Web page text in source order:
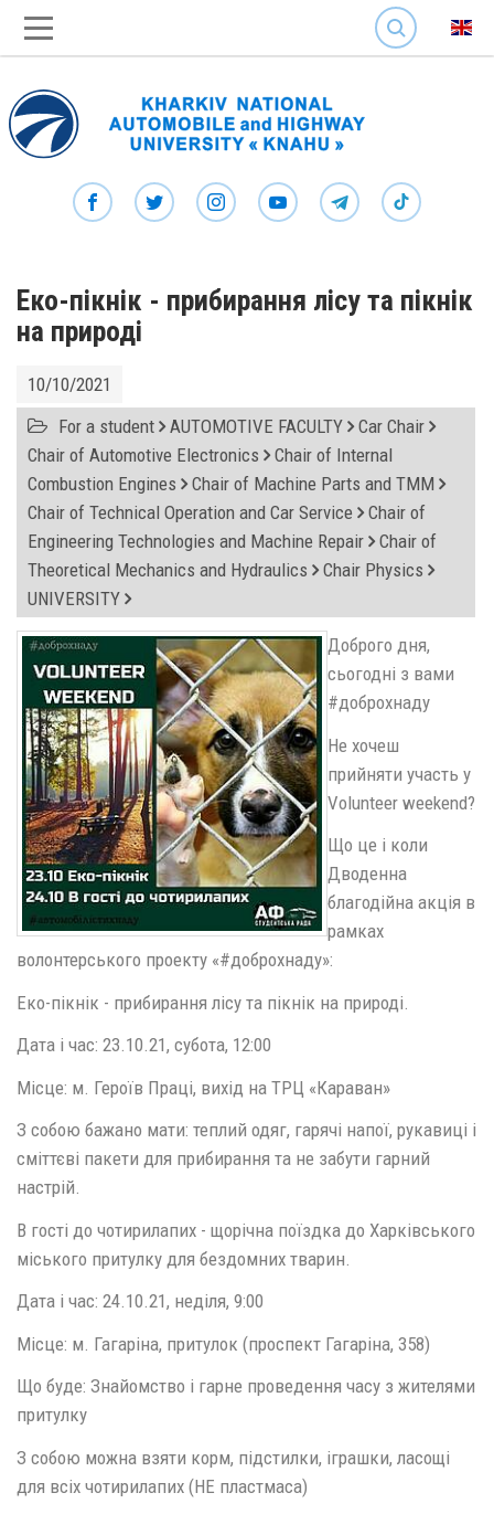
SEARCH
Еко-пікнік - прибирання лісу та пікнік
на природі
10/10/2021
For a student AUTOMOTIVE FACULTY Car Chair
Chair of Automotive Electronics Chair of Internal
Combustion Engines Chair of Machine Parts and TMM
Chair of Technical Operation and Car Service Chair of
Engineering Technologies and Machine Repair Chair of
Theoretical Mechanics and Hydraulics Chair Physics
UNIVERSITY
Доброго дня,
сьогодні з вами
#доброхнаду
Не хочеш
прийняти участь у
Volunteer weekend?
Що це і коли
Дводенна
благодійна акція в
рамках
волонтерського проекту «#доброхнаду»:
Еко-пікнік - прибирання лісу та пікнік на природі.
Дата і час: 23.10.21, субота, 12:00
Місце: м. Героїв Праці, вихід на ТРЦ «Караван»
З собою бажано мати: теплий одяг, гарячі напої, рукавиці і
сміттєві пакети для прибирання та не забути гарний
настрій.
В гості до чотирилапих - щорічна поїздка до Харківського
міського притулку для бездомних тварин.
Дата і час: 24.10.21, неділя, 9:00
Місце: м. Гагаріна, притулок (проспект Гагаріна, 358)
Що буде: Знайомство і гарне проведення часу з жителями
притулку
З собою можна взяти корм, підстилки, іграшки, ласощі
для всіх чотирилапих (НЕ пластмаса)